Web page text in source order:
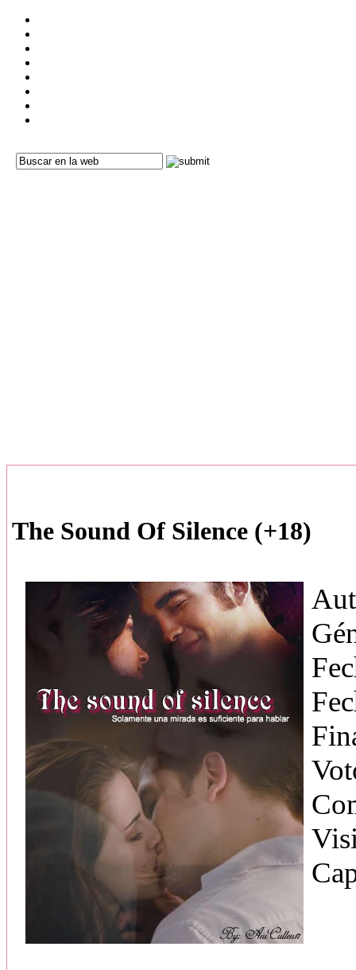
The Sound Of Silence (+18)